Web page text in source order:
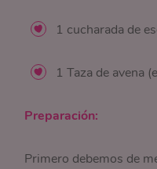
1 cucharada de
1 Taza de avena
Preparación:
Primero debemos de